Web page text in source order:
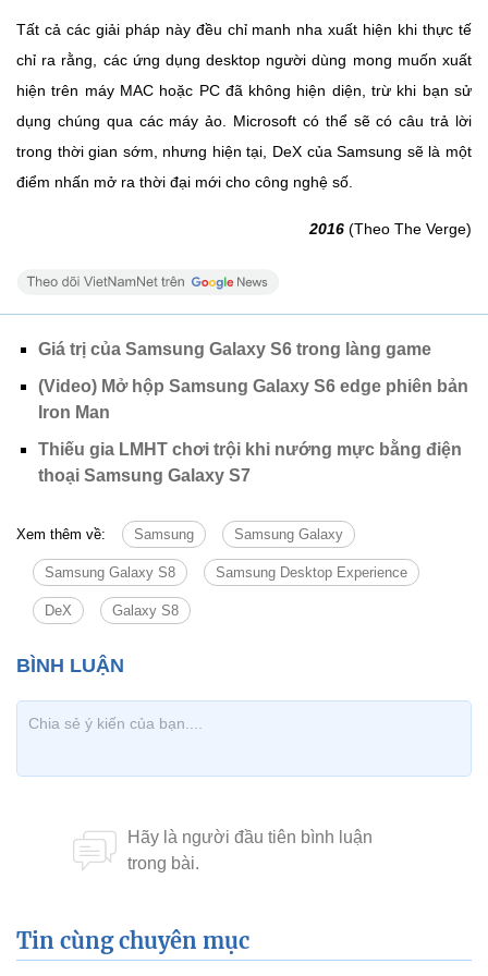
Tất cả các giải pháp này đều chỉ manh nha xuất hiện khi thực tế
chỉ ra rằng, các ứng dụng desktop người dùng mong muốn xuất
hiện trên máy MAC hoặc PC đã không hiện diện, trừ khi bạn sử
dụng chúng qua các máy ảo. Microsoft có thể sẽ có câu trả lời
trong thời gian sớm, nhưng hiện tại, DeX của Samsung sẽ là một
điểm nhấn mở ra thời đại mới cho công nghệ số.
2016 (Theo The Verge)
Giá trị của Samsung Galaxy S6 trong làng game
(Video) Mở hộp Samsung Galaxy S6 edge phiên bản
Iron Man
Thiếu gia LMHT chơi trội khi nướng mực bằng điện
thoại Samsung Galaxy S7
Xem thêm về: Samsung Samsung Galaxy
Samsung Galaxy S8 Samsung Desktop Experience
DeX Galaxy S8
Tin cùng chuyên mục